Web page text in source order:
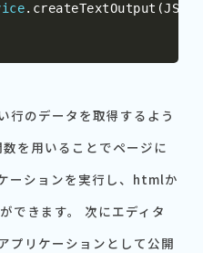
. createTextOutput (JSON
行のデータを取得するよう
を用いることでページに
ーションを実行し、htmlか
できます。 次にエディタ
プリケーションとして公開